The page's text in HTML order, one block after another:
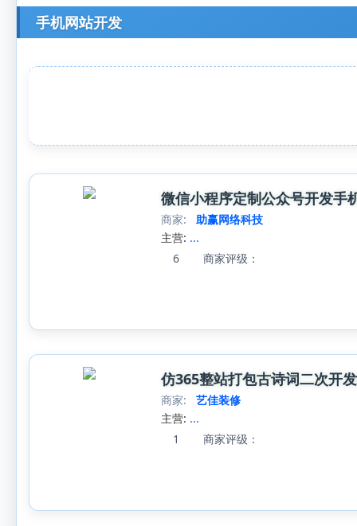
手机网站开发
微信小程序定制公众号开发手
商家:
助赢网络科技
主营: ...
6
商家评级：
仿365整站打包古诗词二次开
商家:
艺佳装修
主营: ...
1
商家评级：